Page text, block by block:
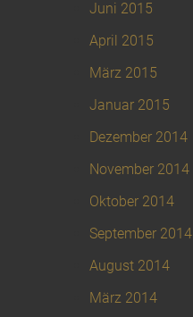
Juni 2015
April 2015
März 2015
Januar 2015
Dezember 2014
November 2014
Oktober 2014
September 2014
August 2014
März 2014